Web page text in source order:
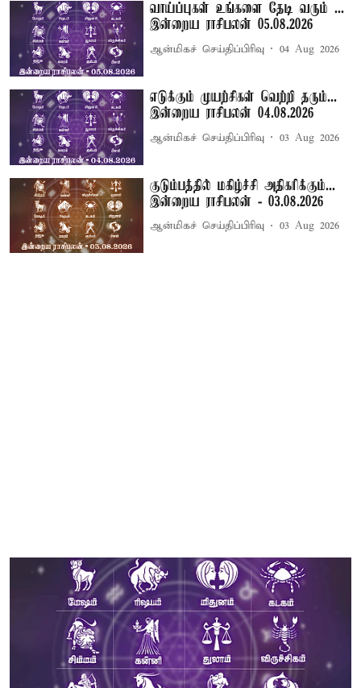
வாய்ப்புகள் உங்களை தேடி வரும் ...
இன்றைய ராசிபலன் 05.08.2026
ஆன்மிகச் செய்திப்பிரிவு 04 Aug 2026
எடுக்கும் முயற்சிகள் வெற்றி தரும்...
இன்றைய ராசிபலன் 04.08.2026
ஆன்மிகச் செய்திப்பிரிவு 03 Aug 2026
குடும்பத்தில் மகிழ்ச்சி அதிகரிக்கும்...
இன்றைய ராசிபலன் - 03.08.2026
ஆன்மிகச் செய்திப்பிரிவு 03 Aug 2026